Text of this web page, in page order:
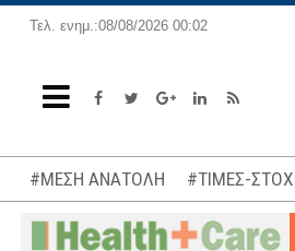
Τελ. ενημ.:08/08/2026 00:02
#ΜΕΣΗ ΑΝΑΤΟΛΗ #ΤΙΜΕΣ-